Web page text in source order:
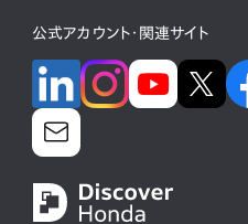
公式アカウント・関連サイト